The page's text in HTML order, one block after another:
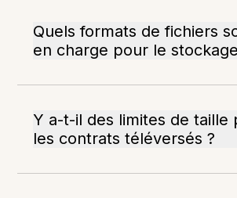
Quels formats de fichiers
en charge pour le
Y a-t-il des limites de taille
les contrats téléversés ?